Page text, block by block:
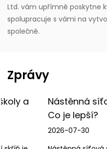
Ltd. vám upřímně poskytne
spolupracuje s vámi na
společně.
Zprávy
Nástěnná síťová skříň
Co je lepší?
2026-07-30